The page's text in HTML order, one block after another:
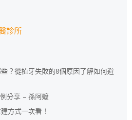
診所
？從植牙失敗的8個原因了解如何避
分享 – 孫阿嬤
方式一次看！